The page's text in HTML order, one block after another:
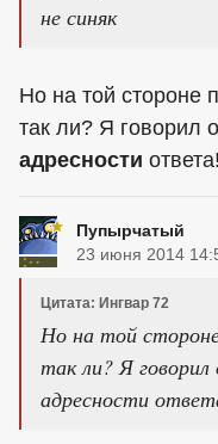
не синяк
Но на той стороне
так ли? Я говорил
адресности ответа!
Пупырчатый
23 июня 2014
Цитата: Ингвар 72
Но на той
так ли? Я
адресности